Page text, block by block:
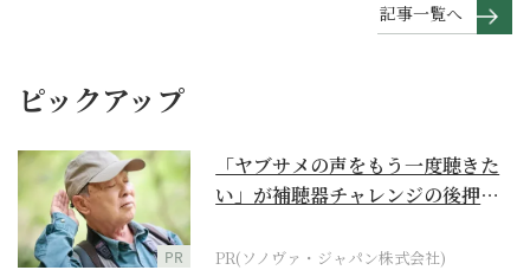
記事一覧へ
ピックアップ
PR
「ヤブサメの声をもう一度聴きた
い」が補聴器チャレンジの後押し
PR(ソノヴァ・ジャパン株式会社)